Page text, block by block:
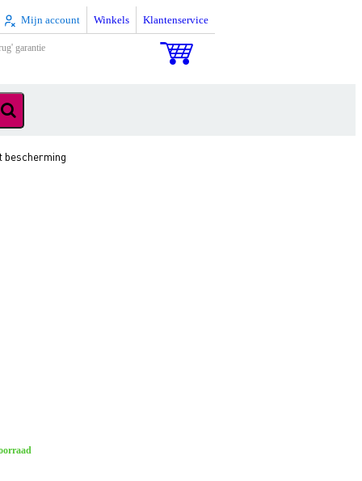
Mijn account Winkels Klantenservice
garantie
bescherming